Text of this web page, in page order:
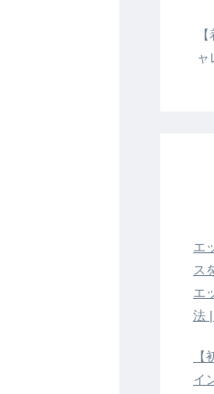
ャ
エ
ス
エ
法
イ